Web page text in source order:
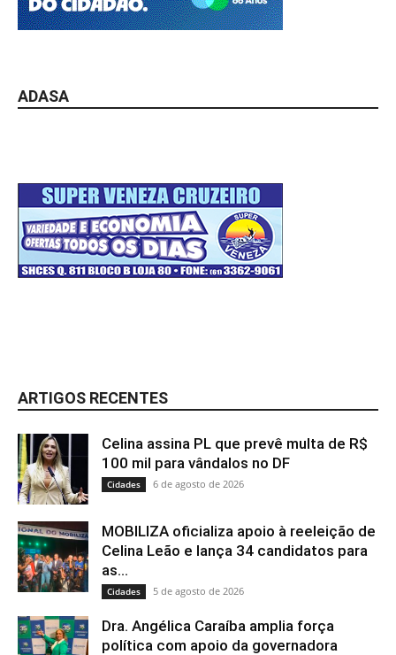
ADASA
ARTIGOS RECENTES
Celina assina PL que prevê multa de R$
100 mil para vândalos no DF
Cidades 6 de agosto de 2026
MOBILIZA oficializa apoio à reeleição de
Celina Leão e lança 34 candidatos para
as...
Cidades 5 de agosto de 2026
Dra. Angélica Caraíba amplia força
política com apoio da governadora